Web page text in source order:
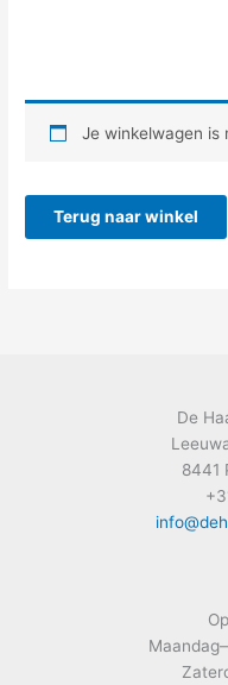
Je winkelwagen is
Terug naar winkel
De
8441